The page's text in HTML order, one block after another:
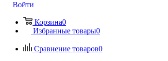
Войти
Корзина0
Избранные товары0
Сравнение товаров0